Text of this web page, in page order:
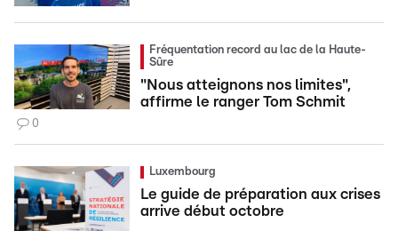
Fréquentation record au lac de la Haute-
Sûre
"Nous atteignons nos limites",
affirme le ranger Tom Schmit
0
Luxembourg
Le guide de préparation aux crises
arrive début octobre